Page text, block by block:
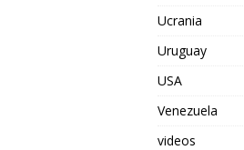
Ucrania
Uruguay
USA
Venezuela
videos